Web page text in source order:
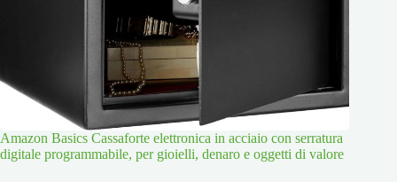
Amazon Basics Cassaforte elettronica in acciaio con serratura
digitale programmabile, per gioielli, denaro e oggetti di valore